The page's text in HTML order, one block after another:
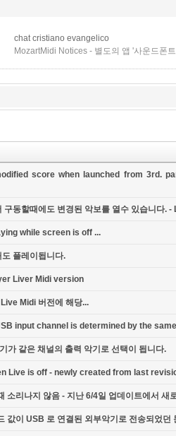
chat cristiano evangelico
MozartMidi Notices - 별도의 앱 '사운드폰
score when launched from 3rd.
구동할때에도 변경된 악보를 열수 있습니다.
while screen is off ...
플레이됩니다.
Liver Midi version
Midi 버전에 해당...
input channel is determined by the
가 같은 채널의 출력 악기로 선택이 됩니다.
Live is off - newly created from last
소리나지 않음 - 지난 6/4일 업데이트에서 새
값이 USB 로 연결된 외부악기로 전송되었던